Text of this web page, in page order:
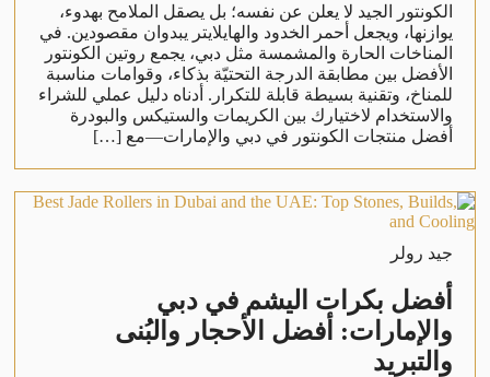
الكونتور الجيد لا يعلن عن نفسه؛ بل يصقل الملامح بهدوء،
يوازنها، ويجعل أحمر الخدود والهايلايتر يبدوان مقصودين. في
المناخات الحارة والمشمسة مثل دبي، يجمع روتين الكونتور
الأفضل بين مطابقة الدرجة التحتيّة بذكاء، وقوامات مناسبة
للمناخ، وتقنية بسيطة قابلة للتكرار. أدناه دليل عملي للشراء
والاستخدام لاختيارك بين الكريمات والستيكس والبودرة
أفضل منتجات الكونتور في دبي والإمارات—مع […]
جيد رولر
أفضل بكرات اليشم في دبي
والإمارات: أفضل الأحجار والبُنى
والتبريد